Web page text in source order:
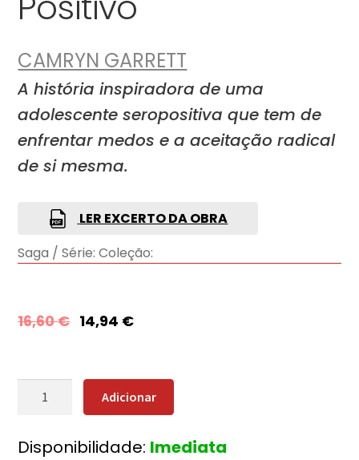
CAMRYN GARRETT
A história inspiradora de uma
adolescente seropositiva que tem de
enfrentar medos e a aceitação radical
de si mesma.
LER EXCERTO DA OBRA
Saga / Série: Coleção:
16,60€ 14,94 €
Quantidade
Adicionar
Disponibilidade: Imediata